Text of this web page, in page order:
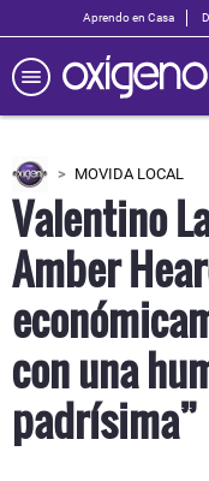
Aprendo en Casa
MOVIDA LOCAL
Valentino
Amber
con una
padrísima”